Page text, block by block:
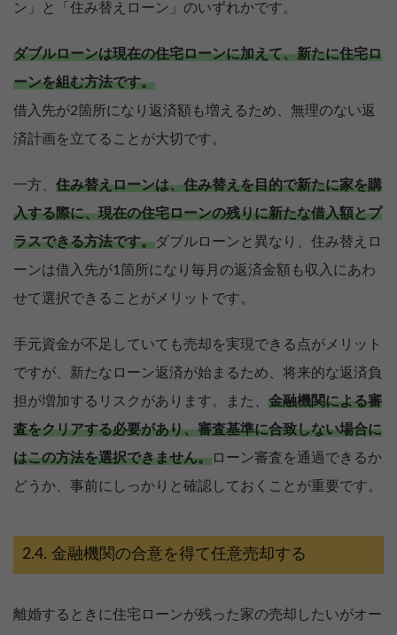
ン」と「住み替えローン」のいずれかです。
ダブルローンは現在の住宅ローンに加えて、新たに住宅ロ
ーンを組む方法です。
借入先が2箇所になり返済額も増えるため、無理のない返
済計画を立てることが大切です。
一方、 住み替えローンは、住み替えを目的で新たに家を購
入する際に、現在の住宅ローンの残りに新たな借入額とプ
ラスできる方法です。ダブルローンと異なり、住み替えロ
ーンは借入先が1箇所になり毎月の返済金額も収入にあわ
せて選択できることがメリットです。
手元資金が不足していても売却を実現できる点がメリット
ですが、新たなローン返済が始まるため、将来的な返済負
担が増加するリスクがあります。また、 金融機関による審
査をクリアする必要があり、審査基準に合致しない場合に
はこの方法を選択できません。ローン審査を通過できるか
どうか、事前にしっかりと確認しておくことが重要です。
金融機関の合意を得て任意売却する
離婚するときに住宅ローンが残った家の売却したいがオー